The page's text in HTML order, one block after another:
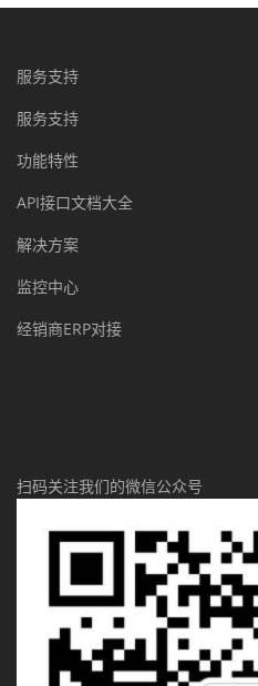
服务支持
服务支持
功能特性
API接口文档大全
解决方案
监控中心
经销商ERP对接
扫码关注我们的微信公众号